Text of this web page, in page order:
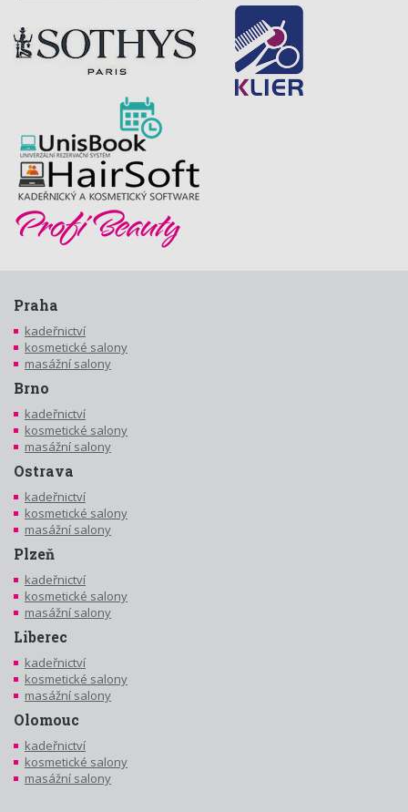
Praha
kadeřnictví
kosmetické salony
masážní salony
Brno
kadeřnictví
kosmetické salony
masážní salony
Ostrava
kadeřnictví
kosmetické salony
masážní salony
Plzeň
kadeřnictví
kosmetické salony
masážní salony
Liberec
kadeřnictví
kosmetické salony
masážní salony
Olomouc
kadeřnictví
kosmetické salony
masážní salony